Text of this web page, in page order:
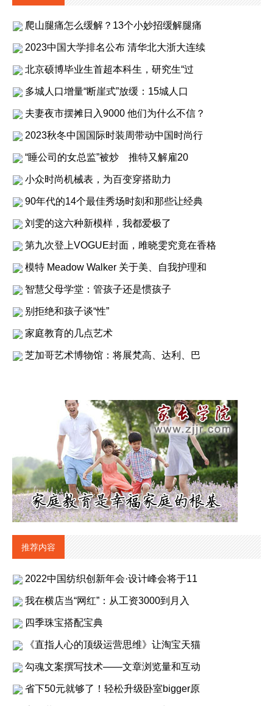
爬山腿痛怎么缓解？13个小妙招缓解腿痛
2023中国大学排名公布 清华北大浙大连续
北京硕博毕业生首超本科生，研究生“过
多城人口增量“断崖式”放缓：15城人口
夫妻夜市摆摊日入9000 他们为什么不信？
2023秋冬中国国际时装周带动中国时尚行
“睡公司的女总监”被炒 推特又解雇20
小众时尚机械表，为百变穿搭助力
90年代的14个最佳秀场时刻和那些让经典
刘雯的这六种新模样，我都爱极了
第九次登上VOGUE封面，雎晓雯究竟在香格
模特 Meadow Walker 关于美、自我护理和
智慧父母学堂：管孩子还是惯孩子
别拒绝和孩子谈“性”
家庭教育的几点艺术
芝加哥艺术博物馆：将展梵高、达利、巴
推荐内容
2022中国纺织创新年会·设计峰会将于11
我在横店当“网红”：从工资3000到月入
四季珠宝搭配宝典
《直指人心的顶级运营思维》让淘宝天猫
勾魂文案撰写技术——文章浏览量和互动
省下50元就够了！轻松升级卧室bigger原